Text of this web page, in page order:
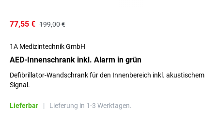
77,55 € 199,00 €
1A Medizintechnik GmbH
AED-Innenschrank inkl. Alarm in grün
Defibrillator-Wandschrank für den Innenbereich inkl. akustischem
Signal.
Lieferbar | Lieferung in 1-3 Werktagen.